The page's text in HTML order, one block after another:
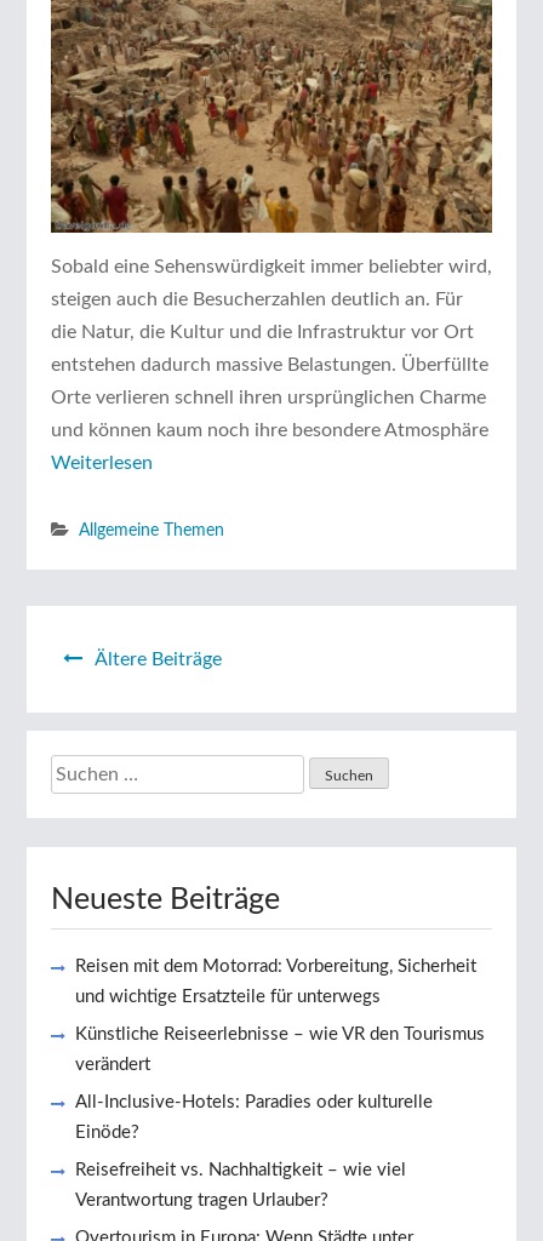
Sobald eine Sehenswürdigkeit immer beliebter wird,
steigen auch die Besucherzahlen deutlich an. Für
die Natur, die Kultur und die Infrastruktur vor Ort
entstehen dadurch massive Belastungen. Überfüllte
Orte verlieren schnell ihren ursprünglichen Charme
und können kaum noch ihre besondere Atmosphäre
Weiterlesen
Allgemeine Themen
Beitragsnavigation
Ältere Beiträge
Suchen
Neueste Beiträge
Reisen mit dem Motorrad: Vorbereitung, Sicherheit
und wichtige Ersatzteile für unterwegs
Künstliche Reiseerlebnisse – wie VR den Tourismus
verändert
All-Inclusive-Hotels: Paradies oder kulturelle
Einöde?
Reisefreiheit vs. Nachhaltigkeit – wie viel
Verantwortung tragen Urlauber?